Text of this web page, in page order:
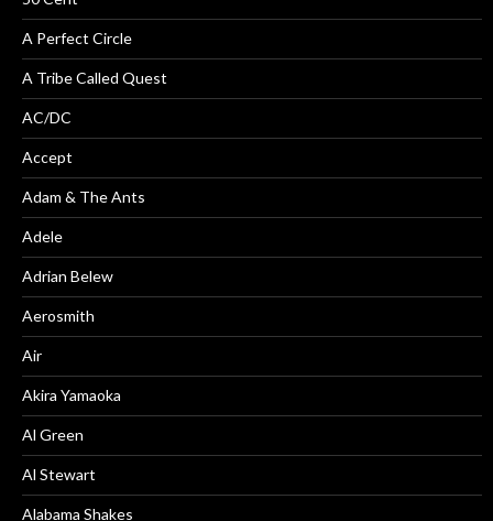
A Perfect Circle
A Tribe Called Quest
AC/DC
Accept
Adam & The Ants
Adele
Adrian Belew
Aerosmith
Air
Akira Yamaoka
Al Green
Al Stewart
Alabama Shakes